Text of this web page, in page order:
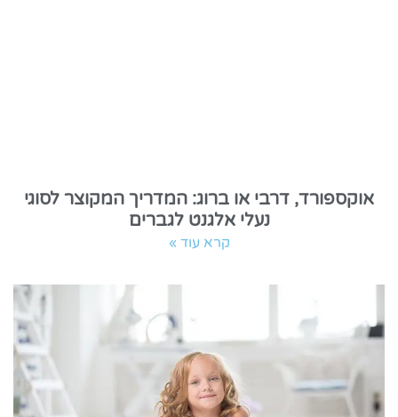
אוקספורד, דרבי או ברוג: המדריך המקוצר לסוגי
נעלי אלגנט לגברים
קרא עוד »